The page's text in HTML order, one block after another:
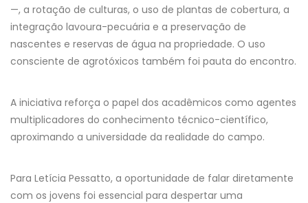
—, a rotação de culturas, o uso de plantas de cobertura, a
integração lavoura-pecuária e a preservação de
nascentes e reservas de água na propriedade. O uso
consciente de agrotóxicos também foi pauta do encontro.
A iniciativa reforça o papel dos acadêmicos como agentes
multiplicadores do conhecimento técnico-científico,
aproximando a universidade da realidade do campo.
Para Letícia Pessatto, a oportunidade de falar diretamente
com os jovens foi essencial para despertar uma